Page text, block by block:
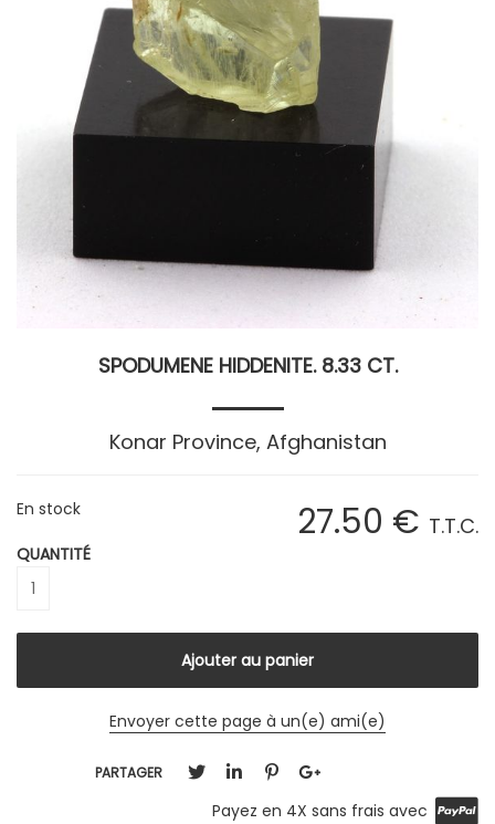
SPODUMENE HIDDENITE. 8.33 CT.
Konar Province, Afghanistan
27.50 € T.T.C.
En stock
QUANTITÉ
Envoyer cette page à un(e) ami(e)
PARTAGER
Payez en 4X sans frais avec